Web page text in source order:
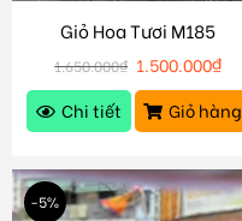
Giỏ Hoa Tươi M185
1.650.000₫ 1.500.000₫
Chi tiết
Giỏ hàng
-5%